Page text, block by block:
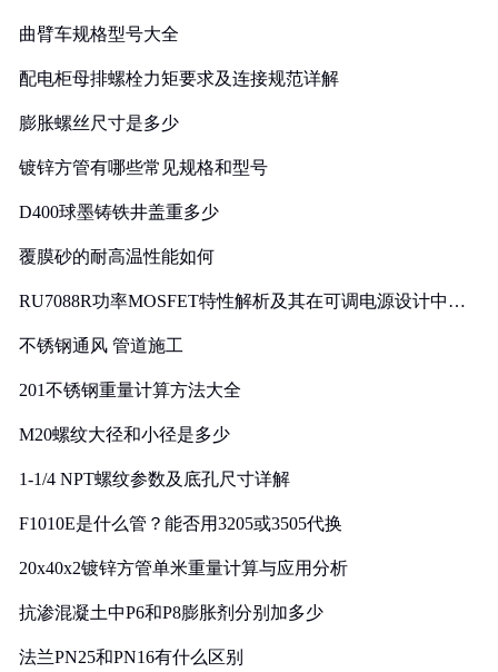
曲臂车规格型号大全
配电柜母排螺栓力矩要求及连接规范详解
膨胀螺丝尺寸是多少
镀锌方管有哪些常见规格和型号
D400球墨铸铁井盖重多少
覆膜砂的耐高温性能如何
RU7088R功率MOSFET特性解析及其在可调电源设计中的
不锈钢通风 管道施工
201不锈钢重量计算方法大全
M20螺纹大径和小径是多少
1-1/4 NPT螺纹参数及底孔尺寸详解
F1010E是什么管？能否用3205或3505代换
20x40x2镀锌方管单米重量计算与应用分析
抗渗混凝土中P6和P8膨胀剂分别加多少
法兰PN25和PN16有什么区别